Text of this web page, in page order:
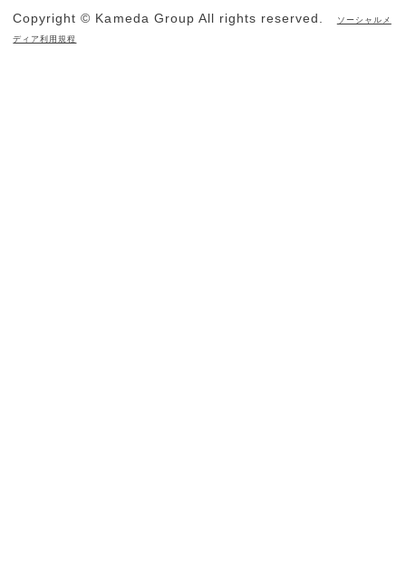
Copyright © Kameda Group All rights reserved. ソーシャルメ
ディア利用規程